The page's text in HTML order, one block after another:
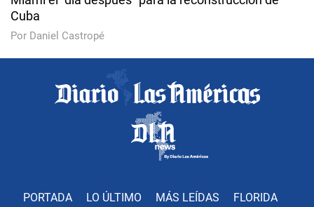
Cuba
Por Daniel Castropé
PORTADA LO ÚLTIMO MÁS LEÍDAS FLORIDA